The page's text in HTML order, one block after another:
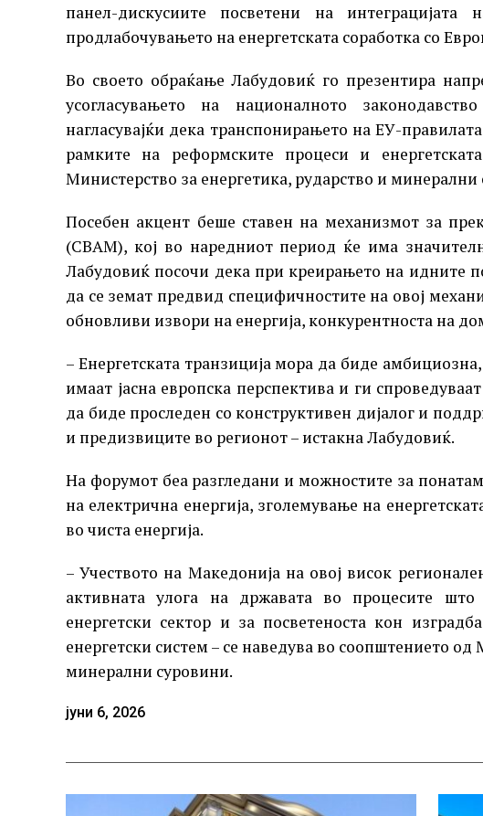
панел-дискусиите посветени на
продлабочувањето на енергетската соработка со
Во своето обраќање Лабудовиќ го презентира
усогласувањето на националното
нагласувајќи дека транспонирањето на ЕУ-
рамките на реформските процеси и
Министерство за енергетика, рударство и минерални
Посебен акцент беше ставен на механизмот за
(CBAM), кој во наредниот период ќе има
Лабудовиќ посочи дека при креирањето на идните
да се земат предвид специфичностите на овој
обновливи извори на енергија, конкурентноста на
– Енергетската транзиција мора да биде
имаат јасна европска перспектива и ги
да биде проследен со конструктивен дијалог и
и предизвиците во регионот – истакна Лабудовиќ.
На форумот беа разгледани и можностите за
на електрична енергија, зголемување на
во чиста енергија.
– Учеството на Македонија на овој висок
активната улога на државата во процесите
енергетски сектор и за посветеноста кон
енергетски систем – се наведува во соопштението
минерални суровини.
јуни 6, 2026